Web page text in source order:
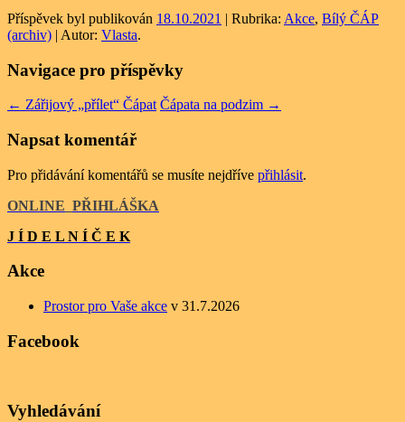
Příspěvek byl publikován 18.10.2021 | Rubrika: Akce, Bílý ČÁP
(archiv) | Autor: Vlasta.
Navigace pro příspěvky
← Zářijový „přílet“ Čápat Čápata na podzim →
Napsat komentář
Pro přidávání komentářů se musíte nejdříve přihlásit.
ONLINE PŘIHLÁŠKA
J Í D E L N Í Č E K
Akce
Prostor pro Vaše akce v 31.7.2026
Facebook
Vyhledávání